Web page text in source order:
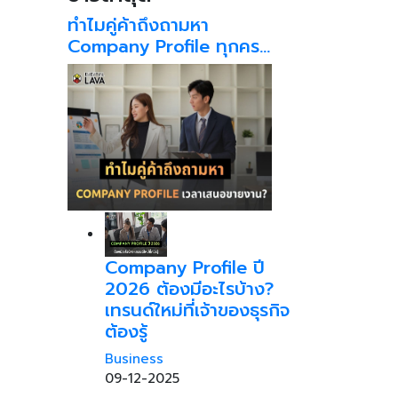
ทำไมคู่ค้าถึงถามหา
Company Profile ทุกคร…
Company Profile ปี
2026 ต้องมีอะไรบ้าง?
เทรนด์ใหม่ที่เจ้าของธุรกิจ
ต้องรู้
Business
09-12-2025